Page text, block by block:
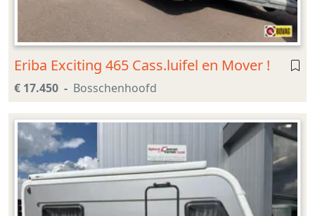
Eriba Exciting 465 Cass.luifel en Mover !
€ 17.450 Bosschenhoofd